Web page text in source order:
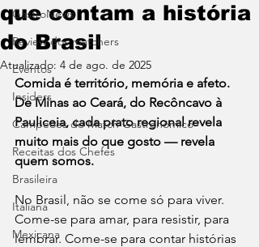
⁠GastroNews
Review dos matchers
Eventos
⁠Insiders
Campeões do Match Gastronômico
Receitas dos Chefes
Brasileira
Italiana
Mexicana
que contam a história
do Brasil
Atualizado: 4 de ago. de 2025
Comida é território, memória e afeto.
De Minas ao Ceará, do Recôncavo à
Pauliceia, cada prato regional revela
muito mais do que gosto — revela
quem somos.
No Brasil, não se come só para viver.
Come-se para amar, para resistir, para
lembrar. Come-se para contar histórias